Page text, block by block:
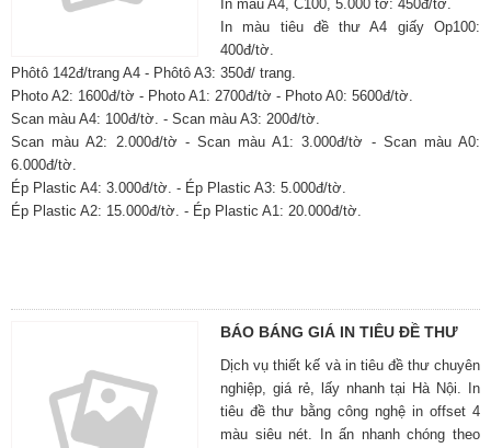
In màu A4, C100, 5.000 tờ: 450đ/tờ.
In màu tiêu đề thư A4 giấy Op100:
400đ/tờ.
Phôtô 142đ/trang A4 - Phôtô A3: 350đ/ trang.
Photo A2: 1600đ/tờ - Photo A1: 2700đ/tờ - Photo A0: 5600đ/tờ.
Scan màu A4: 100đ/tờ. - Scan màu A3: 200đ/tờ.
Scan màu A2: 2.000đ/tờ - Scan màu A1: 3.000đ/tờ - Scan màu A0:
6.000đ/tờ.
Ép Plastic A4: 3.000đ/tờ. - Ép Plastic A3: 5.000đ/tờ.
Ép Plastic A2: 15.000đ/tờ. - Ép Plastic A1: 20.000đ/tờ.
BÁO BÁNG GIÁ IN TIÊU ĐỀ THƯ
Dịch vụ thiết kế và in tiêu đề thư chuyên
nghiệp, giá rẻ, lấy nhanh tại Hà Nội. In
tiêu đề thư bằng công nghệ in offset 4
màu siêu nét. In ấn nhanh chóng theo